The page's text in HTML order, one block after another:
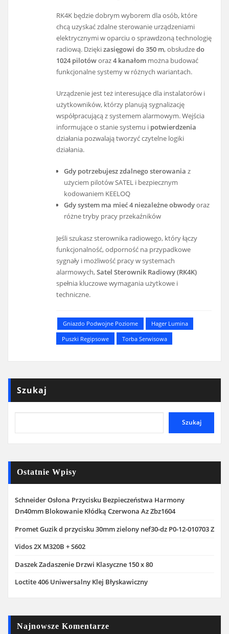
RK4K będzie dobrym wyborem dla osób, które
chcą uzyskać zdalne sterowanie urządzeniami
elektrycznymi w oparciu o sprawdzoną technologię
radiową. Dziękizasięgowi do 350 m, obsłudzedo
1024 pilotóworaz4 kanałom można budować
funkcjonalne systemy w różnych wariantach.
Urządzenie jest też interesujące dla instalatorów i
użytkowników, którzy planują sygnalizację
współpracującą z systemem alarmowym. Wejścia
informujące o stanie systemu i potwierdzenia
działania pozwalają tworzyć czytelne logiki
działania.
Gdy potrzebujesz zdalnego sterowania z
użyciem pilotów SATEL i bezpiecznym
kodowaniem KEELOQ
Gdy system ma mieć 4 niezależne obwodyoraz
różne tryby pracy przekaźników
Jeśli szukasz sterownika radiowego, który łączy
funkcjonalność, odporność na przypadkowe
sygnały i możliwość pracy w systemach
alarmowych,Satel Sterownik Radiowy (RK4K)
spełnia kluczowe wymagania użytkowe i
techniczne.
Gniazdo Podwojne Poziome
Hager Lumina
Puszki Regipsowe
Torba Serwisowa
Szukaj
Szukaj
Ostatnie Wpisy
Schneider Osłona Przycisku Bezpieczeństwa Harmony
Dn40mm Blokowanie Kłódką Czerwona Az Zbz1604
Promet Guzik d przycisku 30mm zielony nef30-dz P0-12-010703 Z
Vidos 2X M320B + S602
Daszek Zadaszenie Drzwi Klasyczne 150 x 80
Loctite 406 Uniwersalny Klej Błyskawiczny
Najnowsze Komentarze